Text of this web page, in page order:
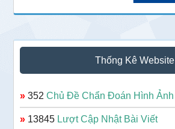
Thống Kê Website
» 352Chủ Đề Chẩn Đoán Hình Ảnh
» 13845 Lượt Cập Nhật Bài Viết